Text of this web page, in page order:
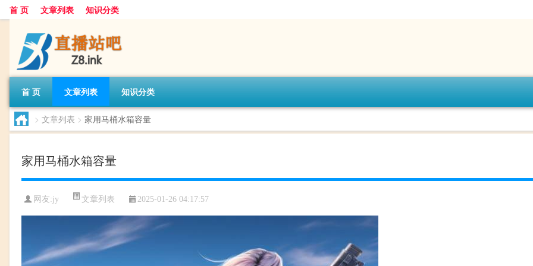
首 页 文章列表 知识分类
首 页 文章列表 知识分类
> 文章列表 > 家用马桶水箱容量
家用马桶水箱容量
网友:jy 文章列表 2025-01-26 04:17:57